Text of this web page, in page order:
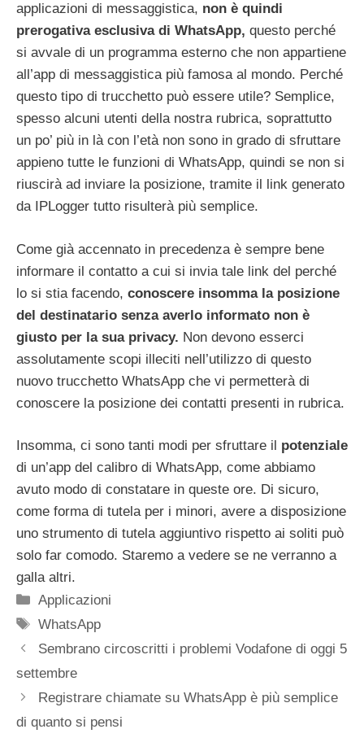
applicazioni di messaggistica, non è quindi
prerogativa esclusiva di WhatsApp, questo perché
si avvale di un programma esterno che non appartiene
all’app di messaggistica più famosa al mondo. Perché
questo tipo di trucchetto può essere utile? Semplice,
spesso alcuni utenti della nostra rubrica, soprattutto
un po’ più in là con l’età non sono in grado di sfruttare
appieno tutte le funzioni di WhatsApp, quindi se non si
riuscirà ad inviare la posizione, tramite il link generato
da IPLogger tutto risulterà più semplice.
Come già accennato in precedenza è sempre bene
informare il contatto a cui si invia tale link del perché
lo si stia facendo, conoscere insomma la posizione
del destinatario senza averlo informato non è
giusto per la sua privacy. Non devono esserci
assolutamente scopi illeciti nell’utilizzo di questo
nuovo trucchetto WhatsApp che vi permetterà di
conoscere la posizione dei contatti presenti in rubrica.
Insomma, ci sono tanti modi per sfruttare il potenziale
di un’app del calibro di WhatsApp, come abbiamo
avuto modo di constatare in queste ore. Di sicuro,
come forma di tutela per i minori, avere a disposizione
uno strumento di tutela aggiuntivo rispetto ai soliti può
solo far comodo. Staremo a vedere se ne verranno a
galla altri.
Categorie
Applicazioni
Tag
WhatsApp
Sembrano circoscritti i problemi Vodafone di oggi 5
settembre
Registrare chiamate su WhatsApp è più semplice
di quanto si pensi